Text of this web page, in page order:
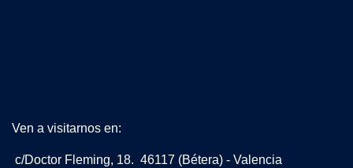
Ven a visitarnos en:
c/Doctor Fleming, 18. 46117 (Bétera) - Valencia